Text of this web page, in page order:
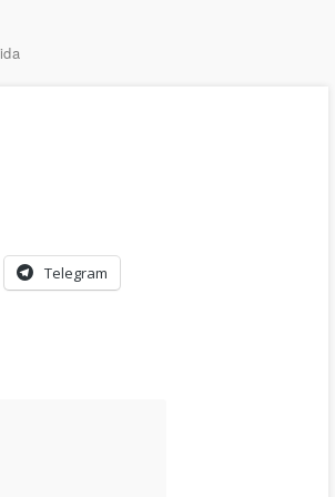
Telegram